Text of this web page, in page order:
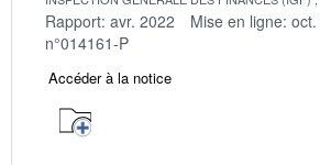
Rapport: avr. 2022 Mise en ligne:
n°014161-P
Accéder à la notice